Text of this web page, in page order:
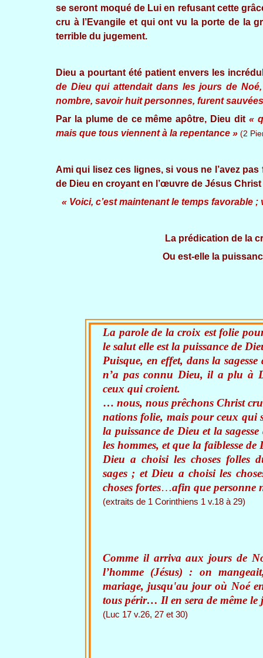
se seront moqué de Lui en refusant cette
cru à l’Evangile et qui ont vu la porte de la
terrible du jugement.
Dieu a pourtant été patient envers les
de Dieu qui attendait dans les jours de
nombre, savoir huit personnes, furent sauvées
Par la plume de ce même apôtre, Dieu dit «
mais que tous viennent à la repentance » (2
Ami qui lisez ces lignes, si vous ne l’avez
de Dieu en croyant en l’œuvre de Jésus
« Voici, c’est maintenant le temps favorable
La prédication de la
Ou est-elle la
La parole de la croix est folie
le salut elle est la puissance de
Puisque, en effet, dans la
n’a pas connu Dieu, il a plu à
ceux qui croient.
… nous, nous prêchons Christ
nations folie, mais pour ceux qui
la puissance de Dieu et la
les hommes, et que la faiblesse
Dieu a choisi les choses folles
sages ; et Dieu a choisi les
choses fortes…afin que personne
(extraits de 1 Corinthiens 1 v.18 à 29)
Comme il arriva aux jours de
l’homme (Jésus) : on
mariage, jusqu'au jour où Noé
tous périr… Il en sera de même le
(Luc 17 v.26, 27 et 30)